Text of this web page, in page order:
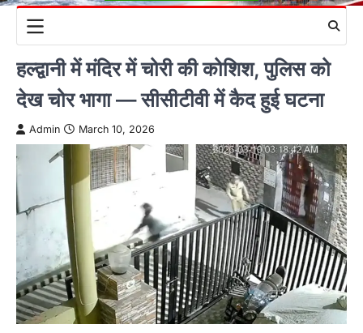
हल्द्वानी में मंदिर में चोरी की कोशिश, पुलिस को
देख चोर भागा — सीसीटीवी में कैद हुई घटना
Admin March 10, 2026